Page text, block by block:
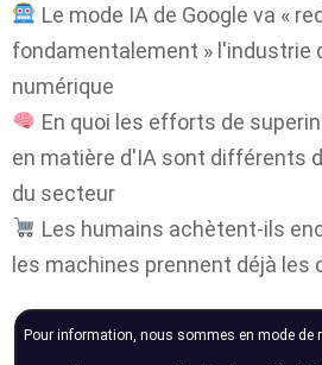
Le mode IA de Google va «
fondamentalement » l'industrie
numérique
En quoi les efforts de
en matière d'IA sont différents
du secteur
Les humains achètent-ils
les machines prennent déjà les
Pour information, nous sommes en mode de